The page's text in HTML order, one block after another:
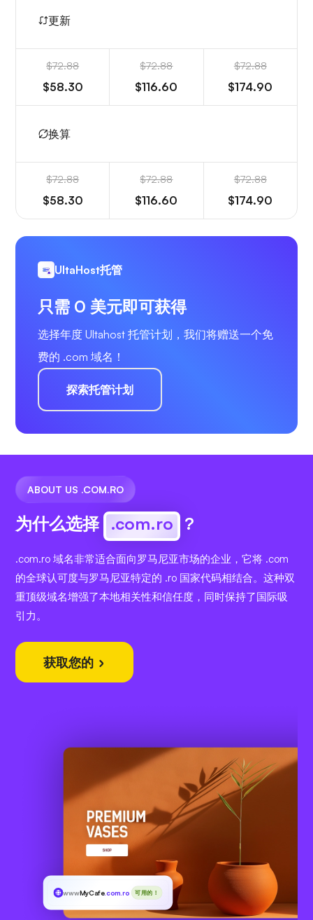
更新
$72.88
$58.30
$72.88
$116.60
$72.88
$174.90
换算
$72.88
$58.30
$72.88
$116.60
$72.88
$174.90
UltaHost托管
只需 0 美元即可获得
选择年度 Ultahost 托管计划，我们将赠送一个免
费的 .com 域名！
探索托管计划
ABOUT US .COM.RO
为什么选择 .com.ro ?
.com.ro 域名非常适合面向罗马尼亚市场的企业，它将 .com
的全球认可度与罗马尼亚特定的 .ro 国家代码相结合。这种双
重顶级域名增强了本地相关性和信任度，同时保持了国际吸
引力。
获取您的
wwwMyCafe.com.ro 可用的！